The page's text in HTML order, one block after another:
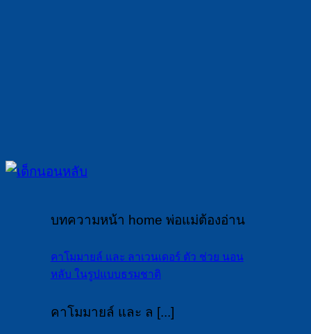
บทความหน้า home พ่อแม่ต้องอ่าน
คาโมมายล์ และ ลาเวนเดอร์ ตัว ช่วย นอน
หลับ ในรูปแบบธรมชาติ
คาโมมายล์ และ ล [...]